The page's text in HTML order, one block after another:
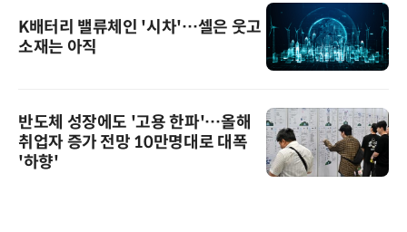
K배터리 밸류체인 '시차'…셀은 웃고
소재는 아직
반도체 성장에도 '고용 한파'…올해
취업자 증가 전망 10만명대로 대폭
'하향'